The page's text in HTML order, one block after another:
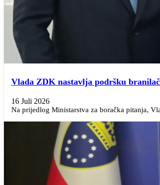
Vlada ZDK nastavlja podršku
16 Juli 2026
Na prijedlog Ministarstva za boračka pitanja,